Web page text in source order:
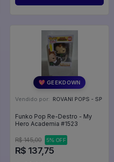
💖 GEEKDOWN
Vendido por: ROVANI POPS - SP
Funko Pop Re-Destro - My
Hero Academia #1523
R$ 145,00 5% OFF
R$ 137,75